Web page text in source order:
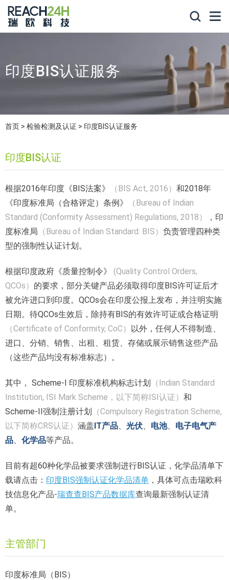
印度BIS认证服务
首页 检验检测及认证 印度BIS认证服务
印度BIS认证
根据2016年印度《BIS法案》 （BIS Act, 2016） 和2018年
《印度标准局（合格评定）条例》
（Bureau of Indian
Standard (Conformity Assessment) Regulations, 2018）
，印
度标准局 （Bureau of Indian Standard. BIS） 负责管理四种类
型的强制性认证计划。
根据印度政府《质量控制令》 (Quality Control Orders,
QCOs） 的要求，部分关键产品必须取得印度BIS许可证后才
被允许进口到印度。QCOs会在印度公报上发布，并注明实施
日期。待QCOs生效后，除持有BIS的有效许可证或合格证明
（Certificate of Conformity, CoC） 以外，任何人不得制造、
进口、分销、销售、出租、租赁、存储或展示销售这些产品
（这些产品均没有标准标志）。
其中， Scheme-I 印度标准机构标志计划 （Indian Standard
Institution, ISI Mark Scheme，以下简称ISI认证） 和
Scheme-II强制注册计划 （Compulsory Registration Scheme,
以下简称CRS认证） 涵盖IT产品、 光伏、 电池、 电子电气产
品、 化学品等产品。
目前有超60种化学品被要求强制进行BIS认证，化学品清单下
载请点击： 印度BIS强制认证化学品清单 ，具体可点击瑞欧科
技信息化产品-瑞查查BIS产品数据库查询最新强制认证清
单。
主管部门
印度标准局（BIS）